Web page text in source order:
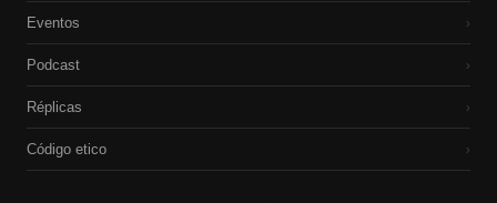
Eventos ›
Podcast ›
Réplicas ›
Código etico ›